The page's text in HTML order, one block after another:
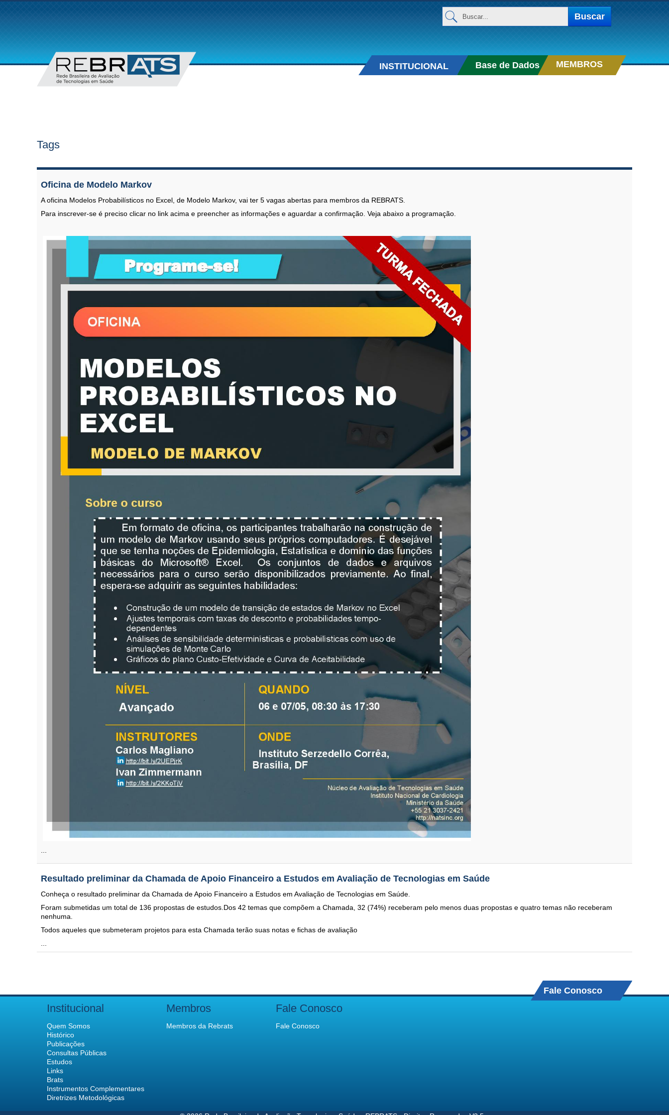
Buscar...
Buscar
INSTITUCIONAL Base de Dados MEMBROS
Tags
Oficina de Modelo Markov
A oficina Modelos Probabilísticos no Excel, de Modelo Markov, vai ter 5 vagas abertas para membros da REBRATS.
Para inscrever-se é preciso clicar no link acima e preencher as informações e aguardar a confirmação. Veja abaixo a programação.
...
Resultado preliminar da Chamada de Apoio Financeiro a Estudos em Avaliação de Tecnologias em Saúde
Conheça o resultado preliminar da Chamada de Apoio Financeiro a Estudos em Avaliação de Tecnologias em Saúde.
Foram submetidas um total de 136 propostas de estudos.Dos 42 temas que compõem a Chamada, 32 (74%) receberam pelo menos duas propostas e quatro temas não receberam
nenhuma.
Todos aqueles que submeteram projetos para esta Chamada terão suas notas e fichas de avaliação
...
Fale Conosco
Institucional
Quem Somos
Histórico
Publicações
Consultas Públicas
Estudos
Links
Brats
Instrumentos Complementares
Diretrizes Metodológicas
Membros
Membros da Rebrats
Fale Conosco
Fale Conosco